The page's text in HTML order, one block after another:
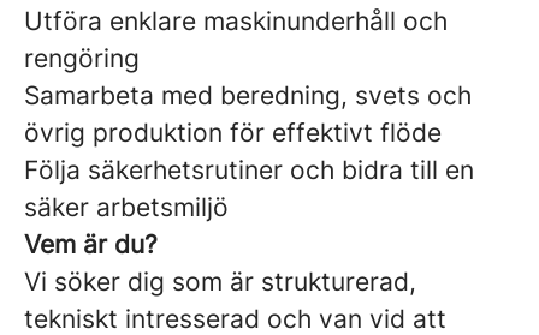
Utföra enklare maskinunderhåll och
rengöring
Samarbeta med beredning, svets och
övrig produktion för effektivt flöde
Följa säkerhetsrutiner och bidra till en
säker arbetsmiljö
Vem är du?
Vi söker dig som är strukturerad,
tekniskt intresserad och van vid att